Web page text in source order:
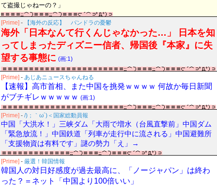
て盗撮じゃねーの？」
[Prime] - 【海外の反応】 パンドラの憂鬱
海外「日本なんて行くんじゃなかった…」 日本を知
ってしまったディズニー信者、帰国後『本家』に失
望する事態に (画:1)
[Prime] - あじあニュースちゃんねる
【速報】高市首相、また中国を挑発ｗｗｗｗ 何故か毎日新聞
がブチギレｗｗｗｗｗ (画:1)
[Prime] - /)；｀ω´)＜国家総動員報
中国「大洪水！」三峡ダム「大雨で増水（台風直撃前」中国ダム
「緊急放流！」中国鉄道「列車が走行中に流される」中国避難所
「支援物資は有料です」謎の勢力「え」→
[Prime] - 厳選！韓国情報
韓国人の対日好感度が過去最高に、「ノージャパン」は終わ
った？＝ネット「中国より100倍いい」